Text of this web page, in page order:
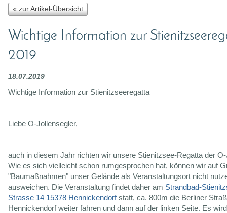
« zur Artikel-Übersicht
Wichtige Information zur
2019
18.07.2019
Wichtige Information zur Stienitzseeregatta
Liebe O-Jollensegler,
auch in diesem Jahr richten wir unsere Stienitzsee-Regatta der
Wie es sich vielleicht schon rumgesprochen hat, können wir auf
"Baumaßnahmen" unser Gelände als Veranstaltungsort nicht
ausweichen. Die Veranstaltung findet daher am Strandbad-
Strasse 14 15378 Hennickendorfstatt, ca. 800m die Berliner
Hennickendorf weiter fahren und dann auf der linken Seite. Es